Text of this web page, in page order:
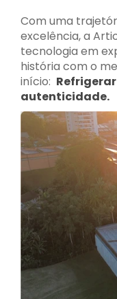
Com uma
excelência, a
tecnologia em
história com o
início:
autenticidade.